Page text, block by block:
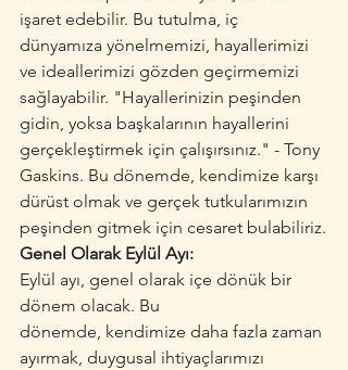
işaret edebilir. Bu tutulma, iç
dünyamıza yönelmemizi, hayallerimizi
ve ideallerimizi gözden geçirmemizi
sağlayabilir. "Hayallerinizin peşinden
gidin, yoksa başkalarının hayallerini
gerçekleştirmek için çalışırsınız." - Tony
Gaskins. Bu dönemde, kendimize karşı
dürüst olmak ve gerçek tutkularımızın
peşinden gitmek için cesaret bulabiliriz.
Genel Olarak Eylül Ayı:
Eylül ayı, genel olarak içe dönük bir
dönem olacak. Bu
dönemde, kendimize daha fazla zaman
ayırmak, duygusal ihtiyaçlarımızı